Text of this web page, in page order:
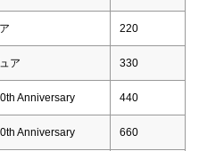
220
ア 330
Anniversary 440
Anniversary 660